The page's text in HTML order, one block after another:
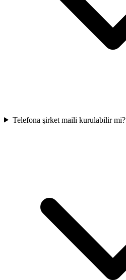
Telefona şirket maili kurulabilir mi?